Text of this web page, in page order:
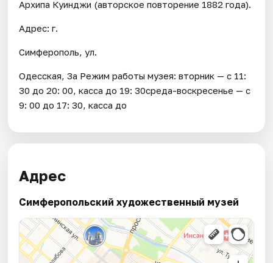
Архипа Куинджи (авторское повторение 1882 года).
Адрес: г.
Симферополь, ул.
Одесская, 3а Режим работы музея: вторник — с 11:
30 до 20: 00, касса до 19: 30среда-воскресенье — с
9: 00 до 17: 30, касса до
Адрес
Симферопольский художественный музей